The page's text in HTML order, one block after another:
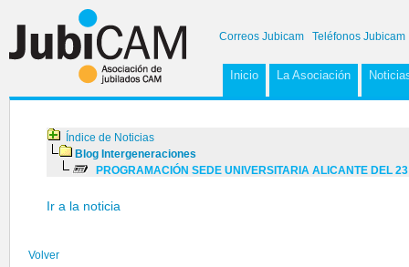
Correos Jubicam Teléfonos Jubicam
Inicio La Asociación
Índice de Noticias
Blog Intergeneraciones
PROGRAMACIÓN SEDE UNIVERSITARIA ALICANTE DEL
Ir a la noticia
Volver